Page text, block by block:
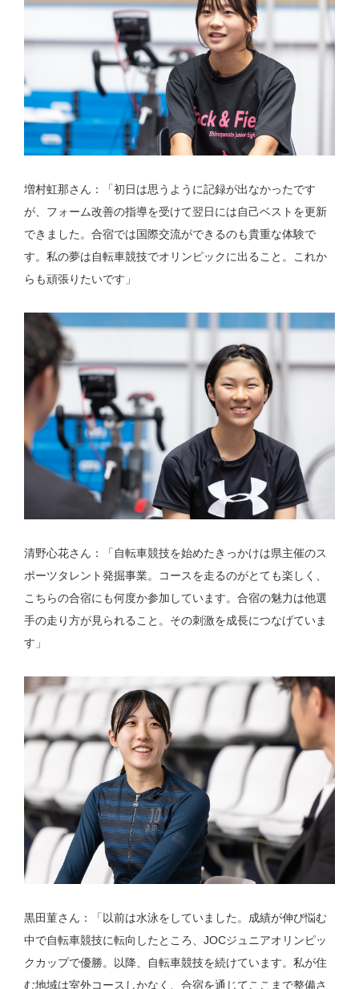
増村虹那さん：「初日は思うように記録が出なかったです
が、フォーム改善の指導を受けて翌日には自己ベストを更新
できました。合宿では国際交流ができるのも貴重な体験で
す。私の夢は自転車競技でオリンピックに出ること。これか
らも頑張りたいです」
清野心花さん：「自転車競技を始めたきっかけは県主催のス
ポーツタレント発掘事業。コースを走るのがとても楽しく、
こちらの合宿にも何度か参加しています。合宿の魅力は他選
手の走り方が見られること。その刺激を成長につなげていま
す」
黒田菫さん：「以前は水泳をしていました。成績が伸び悩む
中で自転車競技に転向したところ、JOCジュニアオリンピッ
クカップで優勝。以降、自転車競技を続けています。私が住
む地域は室外コースしかなく、合宿を通じてここまで整備さ